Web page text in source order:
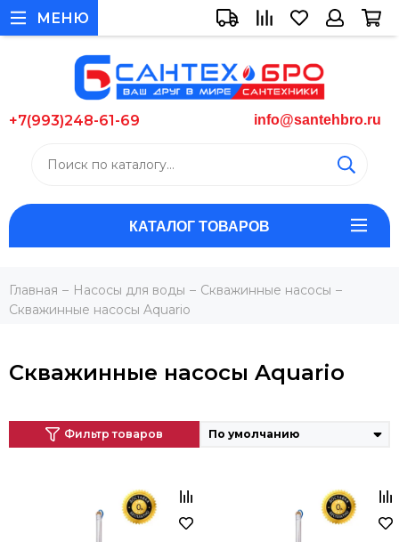
+7(993)248-61-69 info@santehbro.ru
КАТАЛОГ ТОВАРОВ
МЕНЮ
Главная Насосы для воды
Скважинные насосы
Скважинные насосы Aquario
Скважинные насосы Aquario
Фильтр товаров